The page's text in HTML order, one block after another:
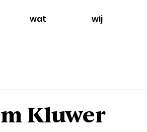
wat wij
Kluwer